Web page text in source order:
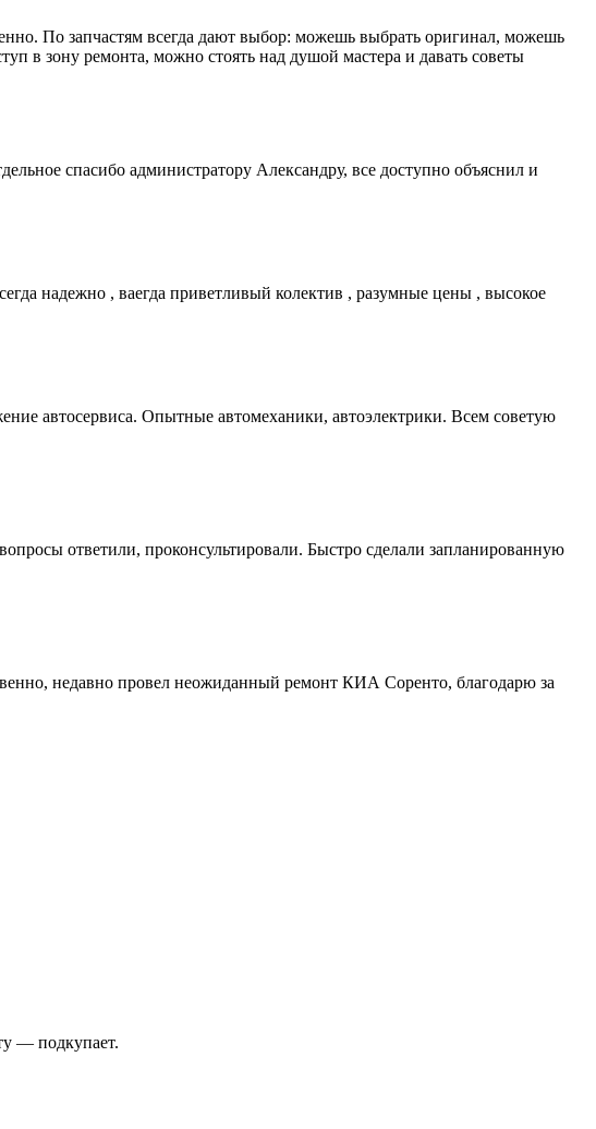
По запчастям всегда дают выбор: можешь выбрать оригинал, можешь
в зону ремонта, можно стоять над душой мастера и давать советы
спасибо администратору Александру, все доступно объяснил и
надежно , ваегда приветливый колектив , разумные цены , высокое
автосервиса. Опытные автомеханики, автоэлектрики. Всем советую
ответили, проконсультировали. Быстро сделали запланированную
недавно провел неожиданный ремонт КИА Соренто, благодарю за
— подкупает.